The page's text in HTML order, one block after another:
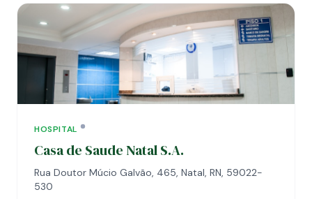
HOSPITAL
Casa de Saude Natal S.A.
Rua Doutor Múcio Galvão, 465, Natal, RN, 59022-
530